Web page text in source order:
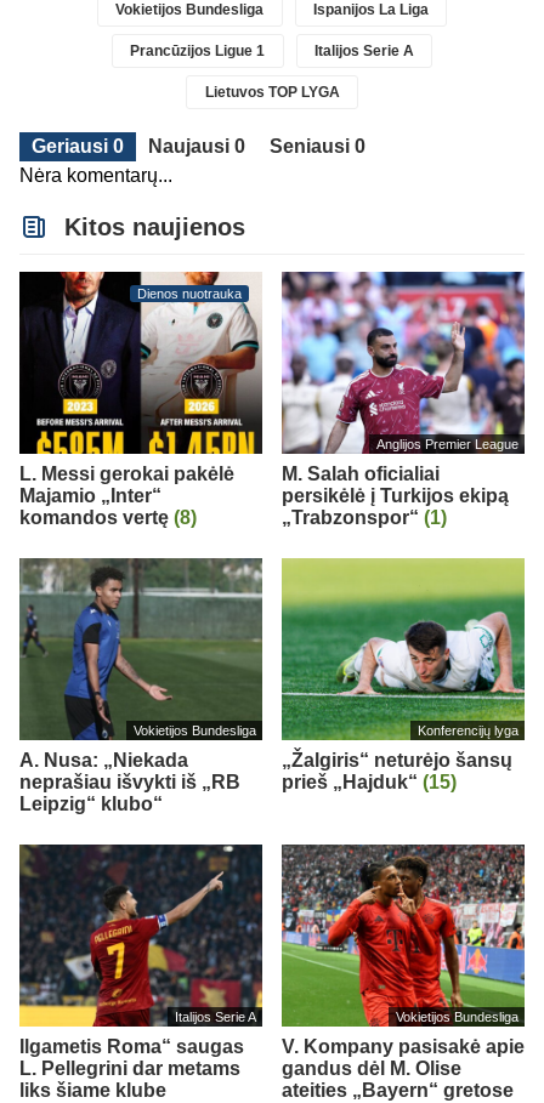
Vokietijos Bundesliga Ispanijos La Liga
Prancūzijos Ligue 1 Italijos Serie A
Lietuvos TOP LYGA
Geriausi 0 Naujausi 0
Seniausi 0
Nėra komentarų...
Kitos naujienos
Dienos nuotrauka
L. Messi gerokai pakėlė
Majamio „Inter“
komandos vertę (8)
Anglijos Premier League
M. Salah oficialiai
persikėlė į Turkijos ekipą
„Trabzonspor“ (1)
Vokietijos Bundesliga
A. Nusa: „Niekada
neprašiau išvykti iš „RB
Leipzig“ klubo“
Konferencijų lyga
„Žalgiris“ neturėjo šansų
prieš „Hajduk“ (15)
Italijos Serie A
Ilgametis Roma“ saugas
L. Pellegrini dar metams
liks šiame klube
Vokietijos Bundesliga
V. Kompany pasisakė apie
gandus dėl M. Olise
ateities „Bayern“ gretose